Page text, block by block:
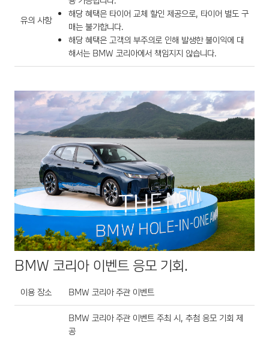
유의 사항
해당 혜택은 타이어 교체 할인 제공으로, 타이어 별도 구
매는 불가합니다.
해당 혜택은 고객의 부주의로 인해 발생한 불이익에 대
해서는 BMW 코리아에서 책임지지 않습니다.
BMW 코리아 이벤트 응모 기회.
이용 장소 BMW 코리아 주관 이벤트
BMW 코리아 주관 이벤트 주최 시, 추첨 응모 기회 제
공